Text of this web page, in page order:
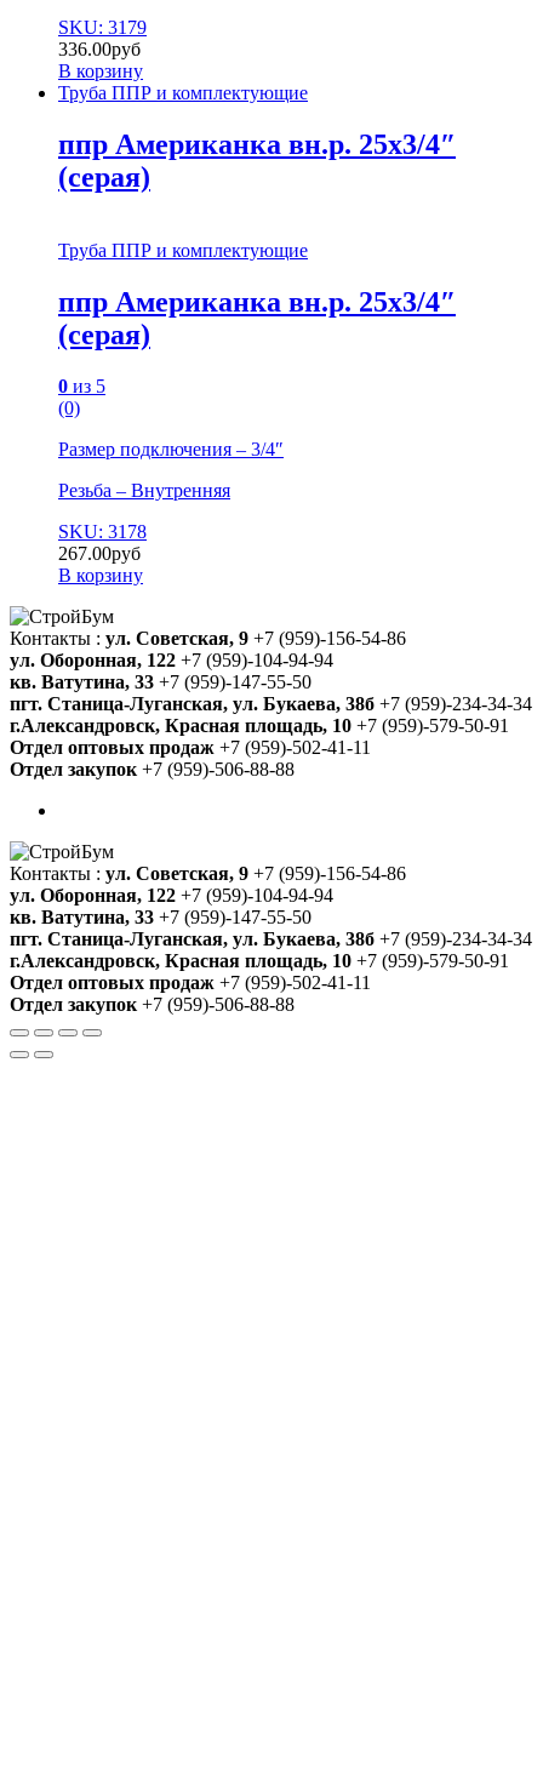
SKU: 3179
336.00руб
В корзину
Труба ППР и комплектующие
ппр Американка вн.р. 25х3/4″
(серая)
Труба ППР и комплектующие
ппр Американка вн.р. 25х3/4″
(серая)
0 из 5
(0)
Размер подключения – 3/4″
Резьба – Внутренняя
SKU: 3178
267.00руб
В корзину
Контакты : ул. Советская, 9 +7 (959)-156-54-86
ул. Оборонная, 122 +7 (959)-104-94-94
кв. Ватутина, 33 +7 (959)-147-55-50
пгт. Станица-Луганская, ул. Букаева, 38б +7 (959)-234-34-34
г.Александровск, Красная площадь, 10 +7 (959)-579-50-91
Отдел оптовых продаж +7 (959)-502-41-11
Отдел закупок +7 (959)-506-88-88
Контакты : ул. Советская, 9 +7 (959)-156-54-86
ул. Оборонная, 122 +7 (959)-104-94-94
кв. Ватутина, 33 +7 (959)-147-55-50
пгт. Станица-Луганская, ул. Букаева, 38б +7 (959)-234-34-34
г.Александровск, Красная площадь, 10 +7 (959)-579-50-91
Отдел оптовых продаж +7 (959)-502-41-11
Отдел закупок +7 (959)-506-88-88